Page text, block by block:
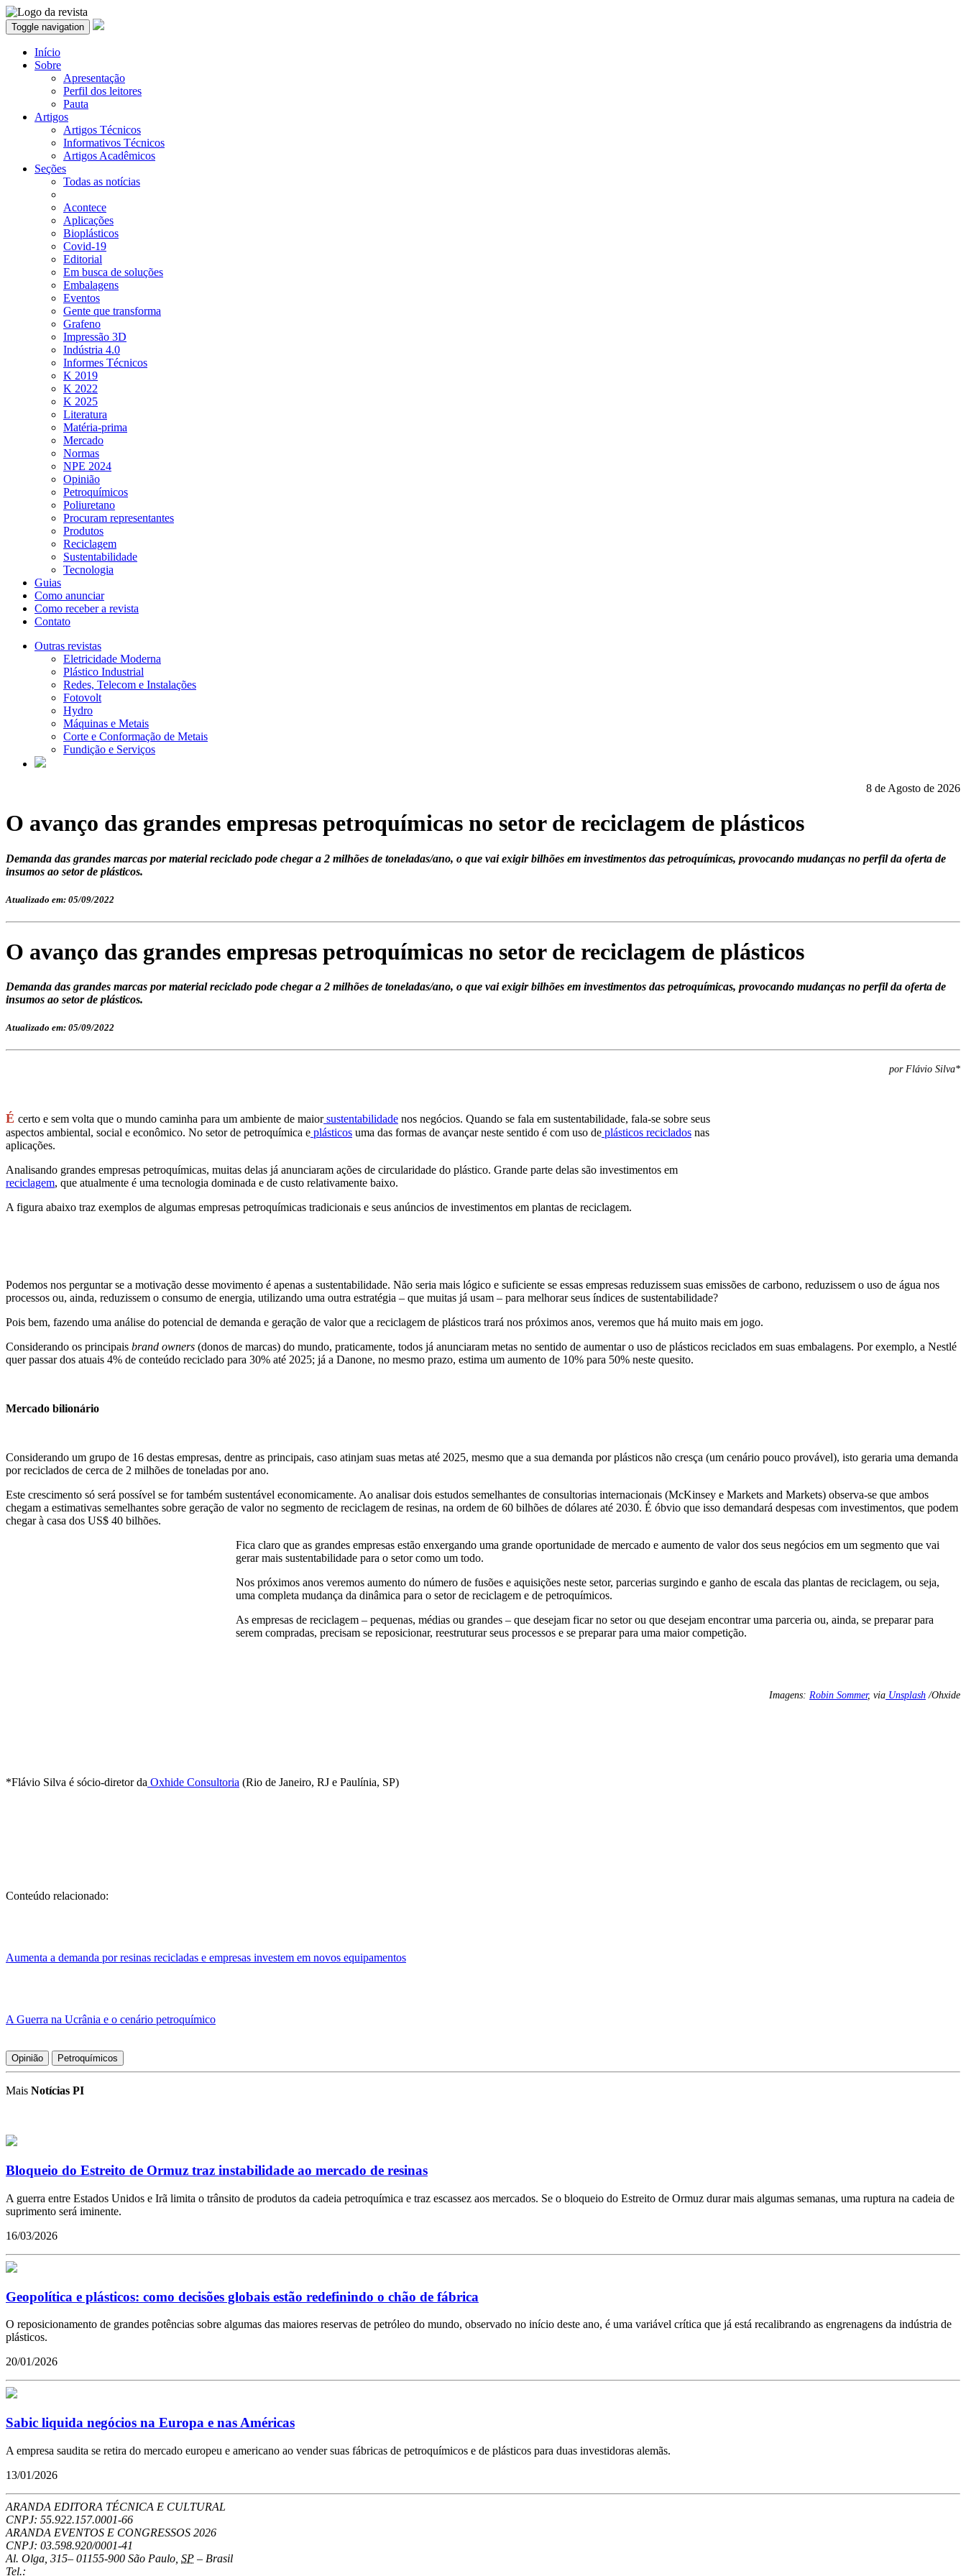
Toggle navigation
Início
Sobre
Apresentação
Perfil dos leitores
Pauta
Artigos
Artigos Técnicos
Informativos Técnicos
Artigos Acadêmicos
Seções
Todas as notícias
Acontece
Aplicações
Bioplásticos
Covid-19
Editorial
Em busca de soluções
Embalagens
Eventos
Gente que transforma
Grafeno
Impressão 3D
Indústria 4.0
Informes Técnicos
K 2019
K 2022
K 2025
Literatura
Matéria-prima
Mercado
Normas
NPE 2024
Opinião
Petroquímicos
Poliuretano
Procuram representantes
Produtos
Reciclagem
Sustentabilidade
Tecnologia
Guias
Como anunciar
Como receber a revista
Contato
Outras revistas
Eletricidade Moderna
Plástico Industrial
Redes, Telecom e Instalações
Fotovolt
Hydro
Máquinas e Metais
Corte e Conformação de Metais
Fundição e Serviços
8 de Agosto de 2026
O avanço das grandes empresas petroquímicas no setor de reciclagem de plásticos
Demanda das grandes marcas por material reciclado pode chegar a 2 milhões de toneladas/ano, o que vai exigir bilhões em investimentos das petroquímicas, provocando mudanças no perfil da oferta de
insumos ao setor de plásticos.
Atualizado em: 05/09/2022
O avanço das grandes empresas petroquímicas no setor de reciclagem de plásticos
Demanda das grandes marcas por material reciclado pode chegar a 2 milhões de toneladas/ano, o que vai exigir bilhões em investimentos das petroquímicas, provocando mudanças no perfil da oferta de
insumos ao setor de plásticos.
Atualizado em: 05/09/2022
por Flávio Silva*
É certo e sem volta que o mundo caminha para um ambiente de maiorsustentabilidade nos negócios. Quando se fala em sustentabilidade, fala-se sobre seus
aspectos ambiental, social e econômico. No setor de petroquímica e plásticos uma das formas de avançar neste sentido é com uso de plásticos reciclados nas
aplicações.
Analisando grandes empresas petroquímicas, muitas delas já anunciaram ações de circularidade do plástico. Grande parte delas são investimentos em
reciclagem, que atualmente é uma tecnologia dominada e de custo relativamente baixo.
A figura abaixo traz exemplos de algumas empresas petroquímicas tradicionais e seus anúncios de investimentos em plantas de reciclagem.
Podemos nos perguntar se a motivação desse movimento é apenas a sustentabilidade. Não seria mais lógico e suficiente se essas empresas reduzissem suas emissões de carbono, reduzissem o uso de água nos
processos ou, ainda, reduzissem o consumo de energia, utilizando uma outra estratégia – que muitas já usam – para melhorar seus índices de sustentabilidade?
Pois bem, fazendo uma análise do potencial de demanda e geração de valor que a reciclagem de plásticos trará nos próximos anos, veremos que há muito mais em jogo.
Considerando os principais brand owners (donos de marcas) do mundo, praticamente, todos já anunciaram metas no sentido de aumentar o uso de plásticos reciclados em suas embalagens. Por exemplo, a Nestlé
quer passar dos atuais 4% de conteúdo reciclado para 30% até 2025; já a Danone, no mesmo prazo, estima um aumento de 10% para 50% neste quesito.
Mercado bilionário
Considerando um grupo de 16 destas empresas, dentre as principais, caso atinjam suas metas até 2025, mesmo que a sua demanda por plásticos não cresça (um cenário pouco provável), isto geraria uma demanda
por reciclados de cerca de 2 milhões de toneladas por ano.
Este crescimento só será possível se for também sustentável economicamente. Ao analisar dois estudos semelhantes de consultorias internacionais (McKinsey e Markets and Markets) observa-se que ambos
chegam a estimativas semelhantes sobre geração de valor no segmento de reciclagem de resinas, na ordem de 60 bilhões de dólares até 2030. É óbvio que isso demandará despesas com investimentos, que podem
chegar à casa dos US$ 40 bilhões.
Fica claro que as grandes empresas estão enxergando uma grande oportunidade de mercado e aumento de valor dos seus negócios em um segmento que vai
gerar mais sustentabilidade para o setor como um todo.
Nos próximos anos veremos aumento do número de fusões e aquisições neste setor, parcerias surgindo e ganho de escala das plantas de reciclagem, ou seja,
uma completa mudança da dinâmica para o setor de reciclagem e de petroquímicos.
As empresas de reciclagem – pequenas, médias ou grandes – que desejam ficar no setor ou que desejam encontrar uma parceria ou, ainda, se preparar para
serem compradas, precisam se reposicionar, reestruturar seus processos e se preparar para uma maior competição.
Imagens: Robin Sommer, via Unsplash /Ohxide
*Flávio Silva é sócio-diretor da Oxhide Consultoria (Rio de Janeiro, RJ e Paulínia, SP)
Conteúdo relacionado:
Aumenta a demanda por resinas recicladas e empresas investem em novos equipamentos
A Guerra na Ucrânia e o cenário petroquímico
Opinião Petroquímicos
Mais Notícias PI
Bloqueio do Estreito de Ormuz traz instabilidade ao mercado de resinas
A guerra entre Estados Unidos e Irã limita o trânsito de produtos da cadeia petroquímica e traz escassez aos mercados. Se o bloqueio do Estreito de Ormuz durar mais algumas semanas, uma ruptura na cadeia de
suprimento será iminente.
16/03/2026
Geopolítica e plásticos: como decisões globais estão redefinindo o chão de fábrica
O reposicionamento de grandes potências sobre algumas das maiores reservas de petróleo do mundo, observado no início deste ano, é uma variável crítica que já está recalibrando as engrenagens da indústria de
plásticos.
20/01/2026
Sabic liquida negócios na Europa e nas Américas
A empresa saudita se retira do mercado europeu e americano ao vender suas fábricas de petroquímicos e de plásticos para duas investidoras alemãs.
13/01/2026
ARANDA EDITORA TÉCNICA E CULTURAL
CNPJ: 55.922.157.0001-66
ARANDA EVENTOS E CONGRESSOS 2026
CNPJ: 03.598.920/0001-41
Al. Olga, 315– 01155-900 São Paulo SP – Brasil
Tel.: